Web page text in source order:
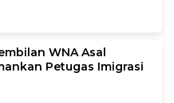
WNA Asal
Petugas Imigrasi